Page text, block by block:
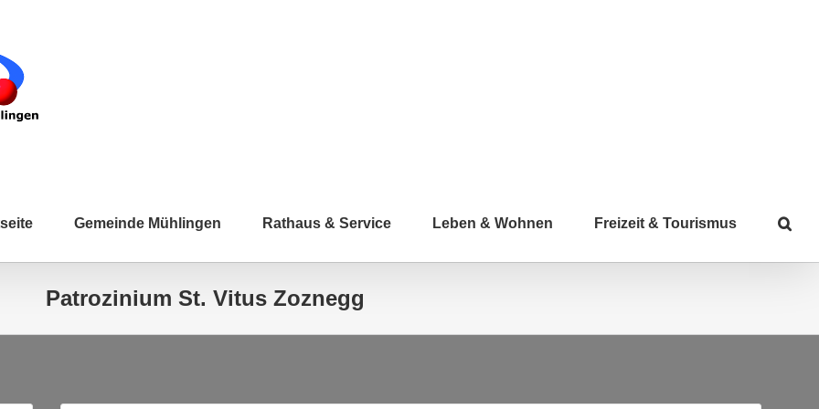
Gemeinde Mühlingen Rathaus & Service Leben & Wohnen Freizeit & Tourismus
Patrozinium St. Vitus Zoznegg